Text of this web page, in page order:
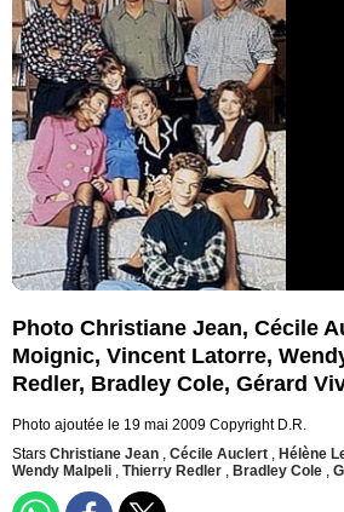
Photo Christiane Jean, Cécile
Moignic, Vincent Latorre,
Redler, Bradley Cole, Gérard
Photo ajoutée le 19 mai 2009 Copyright D.R.
Stars Christiane Jean , Cécile Auclert , Hélène
Wendy Malpeli , Thierry Redler , Bradley Cole ,